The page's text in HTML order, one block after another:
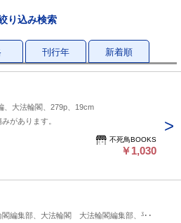
り込み検索
刊行年 新着順
、大法輪閣、279p、19cm
があります。
不死鳥BOOKS
￥1,030
編集部、大法輪閣 大法輪閣編集部、平4